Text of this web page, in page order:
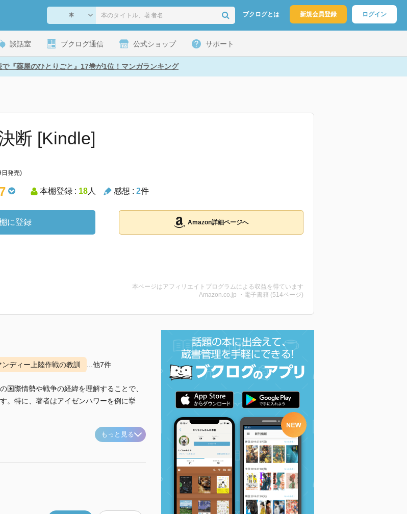
ブクログとは 新規会員登録 ログイン
談話室 ブクログ通信 公式ショップ サポート
で『薬屋のひとりごと』17巻が1位！マンガランキング
断 [Kindle]
発売)
本棚登録 : 18人 感想 : 2件
に登録 Amazon詳細ページへ
本ページはアフィリエイトプログラムによる収益を得ています
Amazon.co.jp ・電子書籍 (514ページ)
ンディー上陸作戦の教訓 ...他7件
国際情勢や戦争の経緯を理解することで、
。特に、著者はアイゼンハワーを例に挙
もっと見る